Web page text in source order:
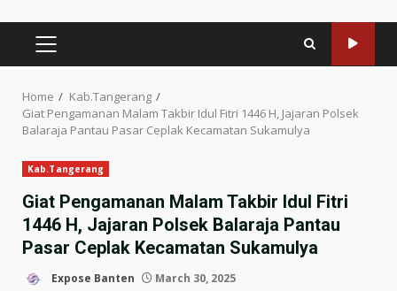
PRIMARY
MENU
Home
Kab.Tangerang
Giat Pengamanan Malam Takbir Idul Fitri 1446 H, Jajaran Polsek
Balaraja Pantau Pasar Ceplak Kecamatan Sukamulya
Kab.Tangerang
Giat Pengamanan Malam Takbir Idul Fitri
1446 H, Jajaran Polsek Balaraja Pantau
Pasar Ceplak Kecamatan Sukamulya
Expose Banten March 30, 2025